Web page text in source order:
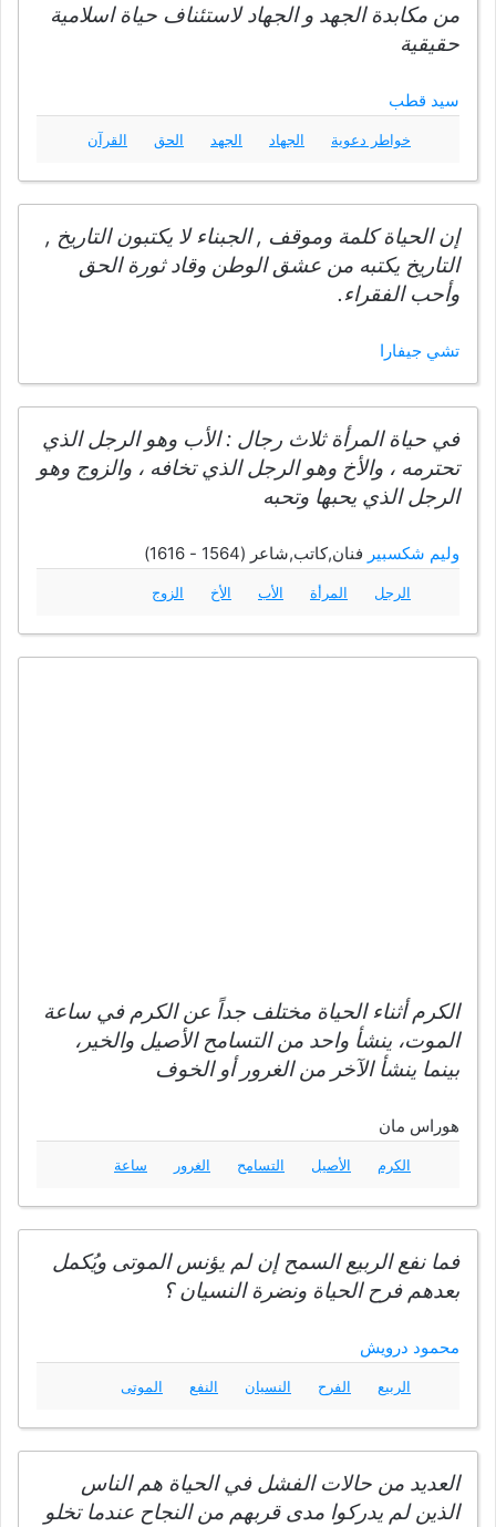
من مكابدة الجهد و الجهاد لاستئناف حياة اسلامية
حقيقية
سيد قطب
خواطر دعوية الجهاد الجهد الحق القرآن
إن الحياة كلمة وموقف , الجبناء لا يكتبون التاريخ ,
التاريخ يكتبه من عشق الوطن وقاد ثورة الحق
وأحب الفقراء.
تشي جيفارا
في حياة المرأة ثلاث رجال : الأب وهو الرجل الذي
تحترمه ، والأخ وهو الرجل الذي تخافه ، والزوج وهو
الرجل الذي يحبها وتحبه
وليم شكسبير فنان,كاتب,شاعر (1564 - 1616)
الرجل المرأة الأب الأخ الزوج
الكرم أثناء الحياة مختلف جداً عن الكرم في ساعة
الموت، ينشأ واحد من التسامح الأصيل والخير،
بينما ينشأ الآخر من الغرور أو الخوف
هوراس مان
الكرم الأصيل التسامح الغرور ساعة
فما نفع الربيع السمح إن لم يؤنس الموتى ويُكمل
بعدهم فرح الحياة ونضرة النسيان ؟
محمود درويش
الربيع الفرح النسيان النفع الموتى
العديد من حالات الفشل في الحياة هم الناس
الذين لم يدركوا مدى قربهم من النجاح عندما تخلو